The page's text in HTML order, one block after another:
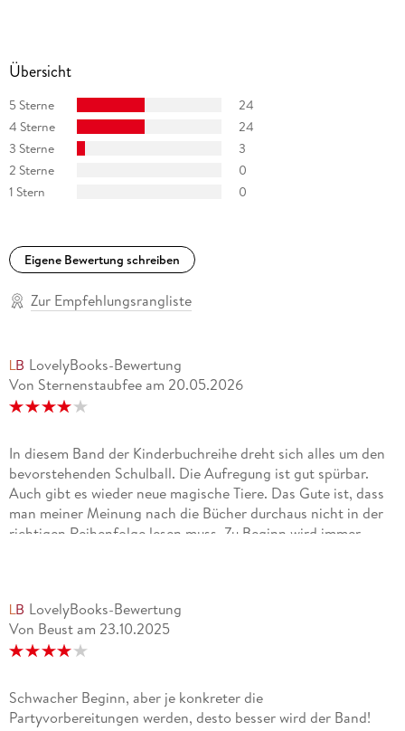
Übersicht
5 Sterne
24
4 Sterne
24
3 Sterne
3
2 Sterne
0
1 Stern
0
Eigene Bewertung schreiben
Zur Empfehlungsrangliste
LovelyBooks-Bewertung
Von Sternenstaubfee am 20.05.2026
In diesem Band der Kinderbuchreihe dreht sich alles um den
bevorstehenden Schulball. Die Aufregung ist gut spürbar.
Auch gibt es wieder neue magische Tiere. Das Gute ist, dass
man meiner Meinung nach die Bücher durchaus nicht in der
richtigen Reihenfolge lesen muss. Zu Beginn wird immer
haben oft auch ernste Hintergrundthemen. 20.05.2026
LovelyBooks-Bewertung
Von Beust am 23.10.2025
Schwacher Beginn, aber je konkreter die
Partyvorbereitungen werden, desto besser wird der Band!